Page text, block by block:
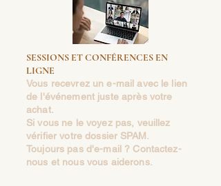
SESSIONS ET CONFÉRENCES EN
LIGNE
Vous recevrez un e-mail avec le lien
de l'événement juste après votre
achat.
Si vous ne le voyez pas, veuillez
vérifier votre dossier SPAM.
Toujours pas d'e-mail ? Contactez-
nous et nous vous aiderons.